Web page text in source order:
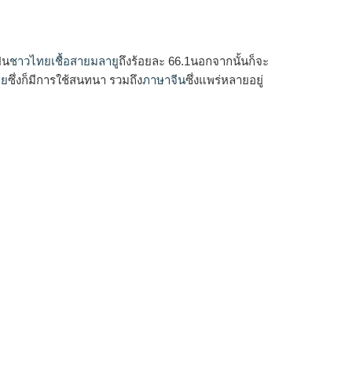
นชาวไทยเชื้อสายมลายูถึงร้อยละ 66.1นอกจากนั้นก็จะ
ซึ่งก็มีการใช้สนทนา รวมถึงภาษาจีนซึ่งแพร่หลายอยู่